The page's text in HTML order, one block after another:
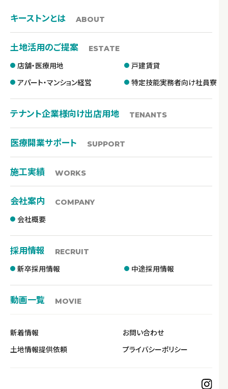
キーストンとは ABOUT
土地活用のご提案 ESTATE
店舗・医療用地
戸建賃貸
アパート・マンション経営
特定技能実務者向け社員寮
テナント企業様向け出店用地 TENANTS
医療開業サポート SUPPORT
施工実績 WORKS
会社案内 COMPANY
会社概要
採用情報 RECRUIT
新卒採用情報 中途採用情報
動画一覧 MOVIE
新着情報
お問い合わせ
土地情報提供依頼
プライバシーポリシー